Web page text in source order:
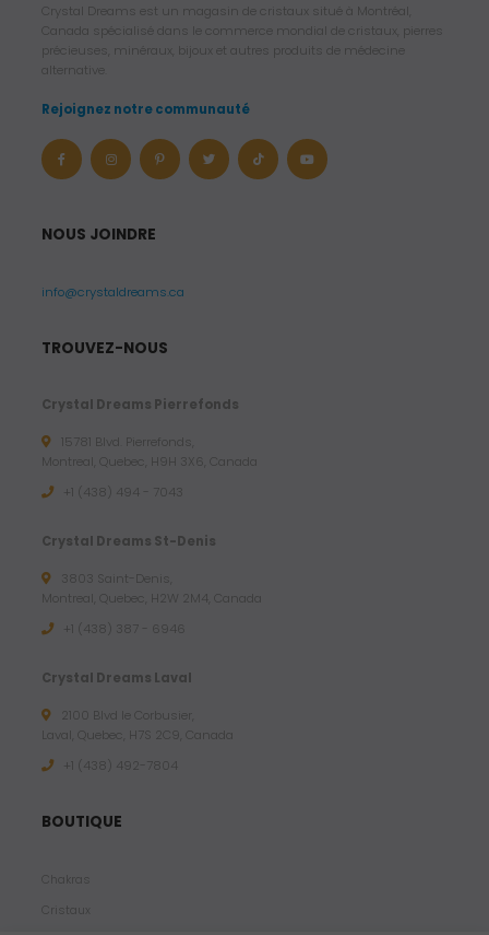
Crystal Dreams est un magasin de cristaux situé à Montréal,
Canada spécialisé dans le commerce mondial de cristaux, pierres
précieuses, minéraux, bijoux et autres produits de médecine
alternative.
Rejoignez notre communauté
NOUS JOINDRE
info@crystaldreams.ca
TROUVEZ-NOUS
Crystal Dreams Pierrefonds
15781 Blvd. Pierrefonds,
Montreal, Quebec, H9H 3X6, Canada
+1 (438) 494 - 7043
Crystal Dreams St-Denis
3803 Saint-Denis,
Montreal, Quebec, H2W 2M4, Canada
+1 (438) 387 - 6946
Crystal Dreams Laval
2100 Blvd le Corbusier,
Laval, Quebec, H7S 2C9, Canada
+1 ‪(438) 492-7804‬
BOUTIQUE
Chakras
Cristaux